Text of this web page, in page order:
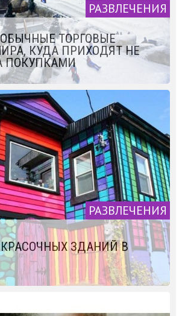
РАЗВЛЕЧЕНИЯ
ТОРГОВЫЕ
КУДА ПРИХОДЯТ НЕ
ПОКУПКАМИ
РАЗВЛЕЧЕНИЯ
ЗДАНИЙ В